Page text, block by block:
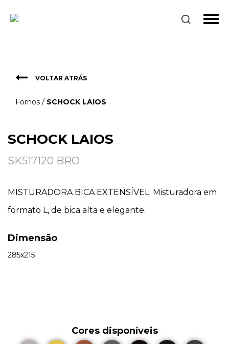
VOLTAR ATRÁS
Fornos / SCHOCK LAIOS
SCHOCK LAIOS
SK517120 BRO
MISTURADORA BICA EXTENSÍVEL; Misturadora em
formato L, de bica alta e elegante.
Dimensão
285x215
Cores disponíveis